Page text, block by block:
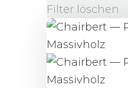
Filter löschen